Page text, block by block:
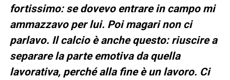
fortissimo: se dovevo entrare in campo mi
ammazzavo per lui. Poi magari non ci
parlavo. Il calcio è anche questo: riuscire a
separare la parte emotiva da quella
lavorativa, perché alla fine è un lavoro. Ci